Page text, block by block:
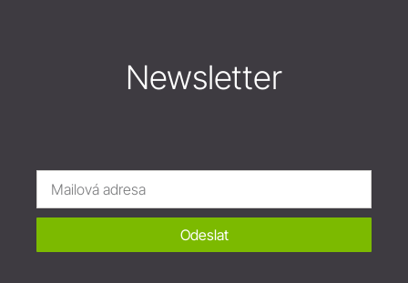
Newsletter
Odeslat